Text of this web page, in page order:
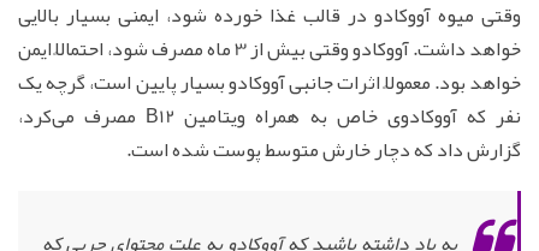
وقتی میوه آووکادو در قالب غذا خورده شود، ایمنی بسیار بالایی
خواهد داشت. آووکادو وقتی بیش از 3 ماه مصرف شود، احتمالاً ایمن
خواهد بود. معمولاً اثرات جانبی آووکادو بسیار پایین است، گرچه یک
نفر که آووکادوی خاص به همراه ویتامین B12 مصرف می‌کرد،
گزارش داد که دچار خارش متوسط پوست شده است.